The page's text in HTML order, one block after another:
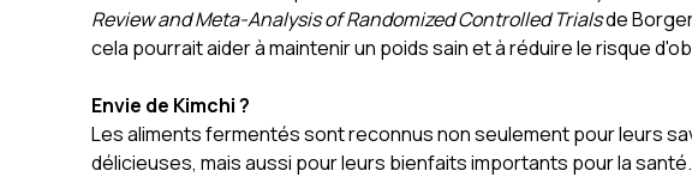
Review and Meta-Analysis of Randomized Controlled Trialsde
cela pourrait aider à maintenir un poids sain et à réduire le risque
Envie de Kimchi ?
Les aliments fermentés sont reconnus non seulement pour leurs
délicieuses, mais aussi pour leurs bienfaits importants pour la